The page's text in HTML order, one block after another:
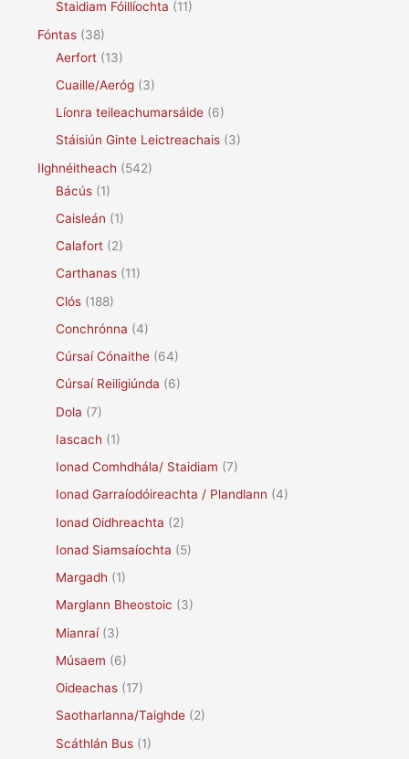
Staidiam Fóillíochta (11)
Fóntas (38)
Aerfort (13)
Cuaille/Aeróg (3)
Líonra teileachumarsáide (6)
Stáisiún Ginte Leictreachais (3)
Ilghnéitheach (542)
Bácús (1)
Caisleán (1)
Calafort (2)
Carthanas (11)
Clós (188)
Conchrónna (4)
Cúrsaí Cónaithe (64)
Cúrsaí Reiligiúnda (6)
Dola (7)
Iascach (1)
Ionad Comhdhála/ Staidiam (7)
Ionad Garraíodóireachta / Plandlann (4)
Ionad Oidhreachta (2)
Ionad Siamsaíochta (5)
Margadh (1)
Marglann Bheostoic (3)
Mianraí(3)
Músaem (6)
Oideachas (17)
Saotharlanna/Taighde (2)
Scáthlán Bus (1)